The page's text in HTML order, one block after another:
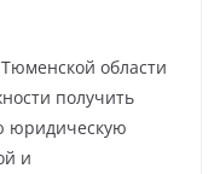
области
получить
юридическую
и